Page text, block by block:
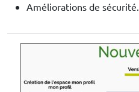
Améliorations de sécurité.